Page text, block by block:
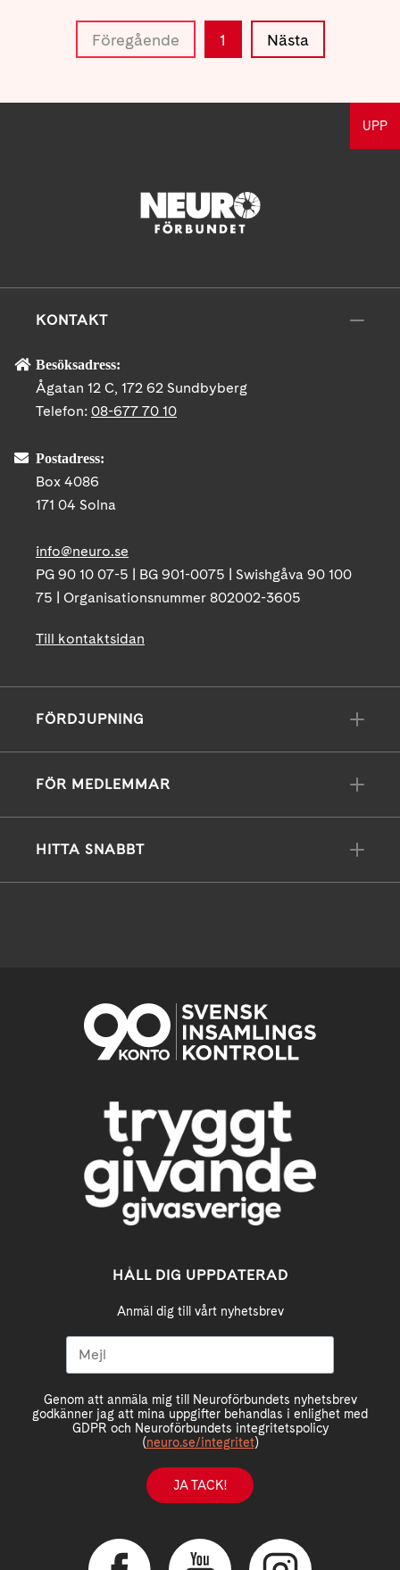
Föregående 1 Nästa
UPP
KONTAKT
Besöksadress:
Ågatan 12 C, 172 62 Sundbyberg
Telefon: 08-677 70 10
Postadress:
Box 4086
171 04 Solna
info@neuro.se
PG 90 10 07-5 | BG 901-0075 | Swishgåva 90 100
75 | Organisationsnummer 802002-3605
Till kontaktsidan
FÖRDJUPNING
FÖR MEDLEMMAR
HITTA SNABBT
HÅLL DIG UPPDATERAD
Anmäl dig till vårt nyhetsbrev
Genom att anmäla mig till Neuroförbundets nyhetsbrev
godkänner jag att mina uppgifter behandlas i enlighet med
GDPR och Neuroförbundets integritetspolicy
(neuro.se/integritet)
JA TACK!